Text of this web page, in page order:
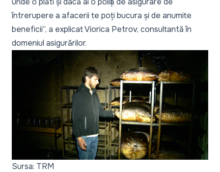
întrerupere a afacerii te poți bucura și de anumite
beneficii”, a explicat Viorica Petrov, consultantă în
domeniul asigurărilor.
Sursa: TRM